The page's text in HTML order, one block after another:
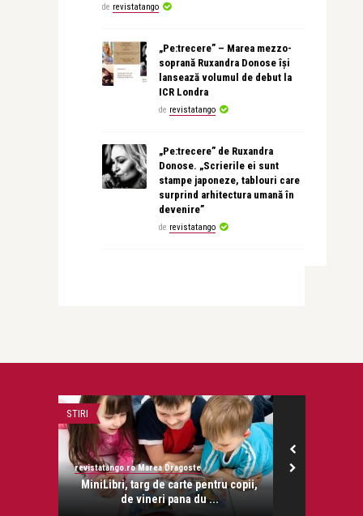
de revistatango
„Pe:trecere” – Marea mezzo-
soprană Ruxandra Donose își
lansează volumul de debut la
ICR Londra
de revistatango
„Pe:trecere” de Ruxandra
Donose. „Scrierile ei sunt
stampe japoneze, tablouri care
surprind arhitectura umană în
devenire”
de revistatango
STIRI
revistatango.ro Marea Dragoste
MiniLibri, targ de carte pentru copii,
de vineri pana du ...